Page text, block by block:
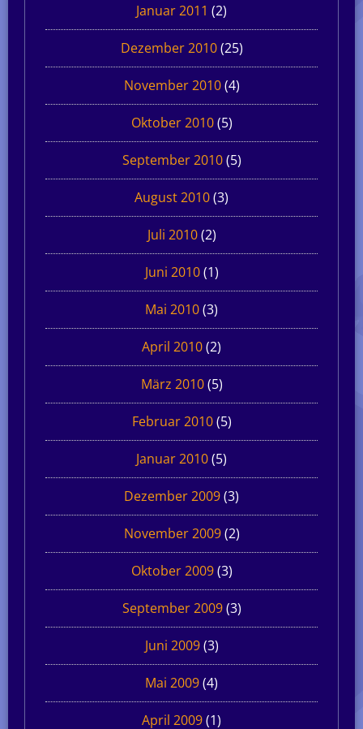
Januar 2011 (2)
Dezember 2010(25)
November 2010(4)
Oktober 2010(5)
September 2010(5)
August 2010(3)
Juli 2010(2)
Juni 2010(1)
Mai 2010(3)
April 2010(2)
März 2010(5)
Februar 2010(5)
Januar 2010(5)
Dezember 2009(3)
November 2009(2)
Oktober 2009(3)
September 2009(3)
Juni 2009(3)
Mai 2009(4)
April 2009(1)